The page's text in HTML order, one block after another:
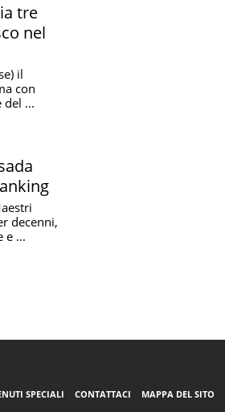
tre
nel
il
con
del ...
decenni,
e ...
SPECIALI CONTATTACI MAPPA DEL SITO